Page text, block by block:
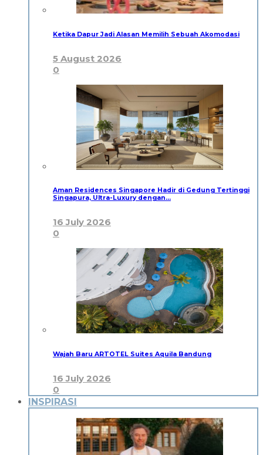
Ketika Dapur Jadi Alasan Memilih Sebuah Akomodasi
5 August 2026
0
Aman Residences Singapore Hadir di Gedung Tertinggi
Singapura, Ultra-Luxury dengan…
16 July 2026
0
Wajah Baru ARTOTEL Suites Aquila Bandung
16 July 2026
0
INSPIRASI